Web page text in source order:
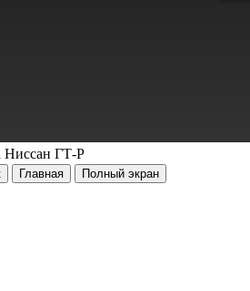
Ниссан ГТ-Р
Главная Полный экран